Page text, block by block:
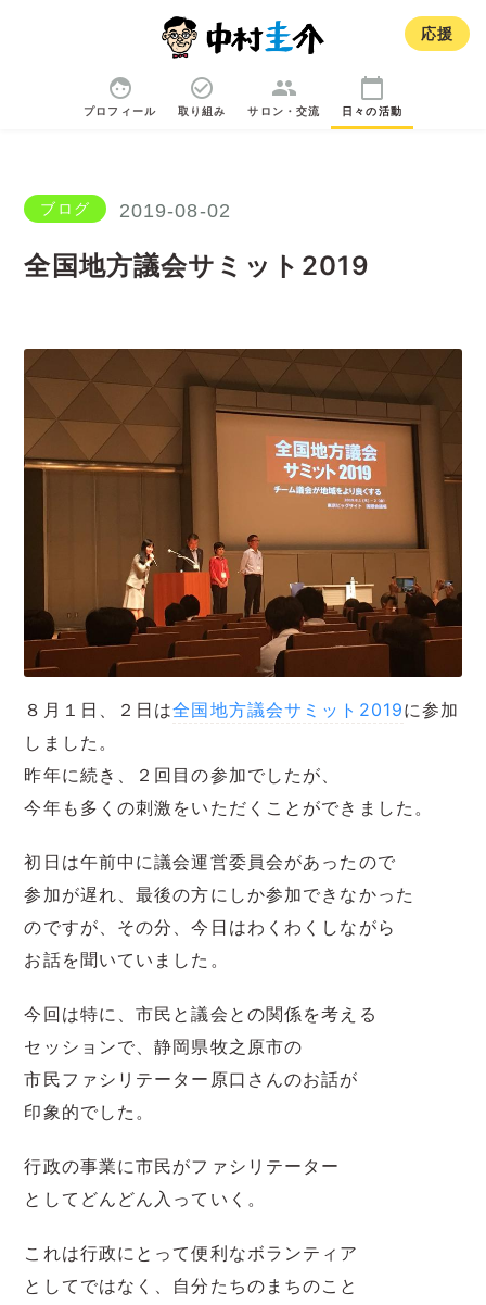
face
プロフィール
check_circle_outline
取り組み
group
サロン・交流
calendar_today
日々の活動
応援
ブログ 2019-08-02
全国地方議会サミット2019
８月１日、２日は全国地方議会サミット2019に参加
しました。
昨年に続き、２回目の参加でしたが、
今年も多くの刺激をいただくことができました。
初日は午前中に議会運営委員会があったので
参加が遅れ、最後の方にしか参加できなかった
のですが、その分、今日はわくわくしながら
お話を聞いていました。
今回は特に、市民と議会との関係を考える
セッションで、静岡県牧之原市の
市民ファシリテーター原口さんのお話が
印象的でした。
行政の事業に市民がファシリテーター
としてどんどん入っていく。
これは行政にとって便利なボランティア
としてではなく、自分たちのまちのこと